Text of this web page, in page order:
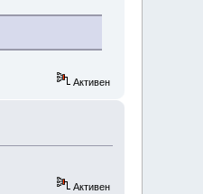
Активен
Активен